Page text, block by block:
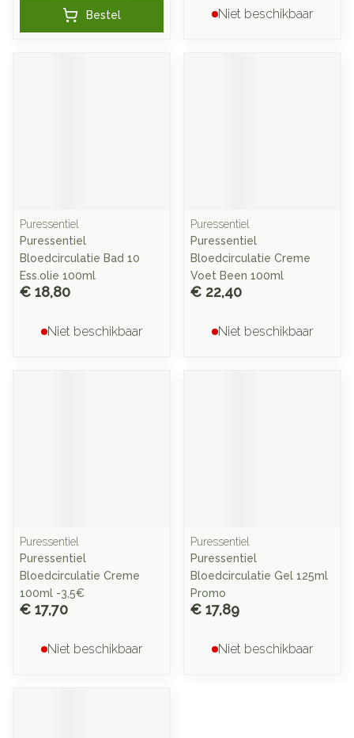
Bestel Niet beschikbaar
Puressentiel
Puressentiel
Bloedcirculatie Bad 10
Ess.olie 100ml
€ 18,80
Niet beschikbaar
Puressentiel
Puressentiel
Bloedcirculatie Creme
Voet Been 100ml
€ 22,40
Niet beschikbaar
Puressentiel
Puressentiel
Bloedcirculatie Creme
100ml -3,5€
€ 17,70
Niet beschikbaar
Puressentiel
Puressentiel
Bloedcirculatie Gel 125ml
Promo
€ 17,89
Niet beschikbaar